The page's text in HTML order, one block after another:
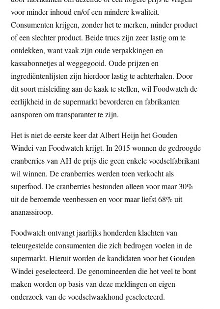
voor minder inhoud en/of een mindere kwaliteit.
Consumenten krijgen, zonder het te merken, minder product
of een slechter product. Beide trucs zijn zeer lastig om te
ontdekken, want vaak zijn oude verpakkingen en
kassabonnetjes al weggegooid. Oude prijzen en
ingrediëntenlijsten zijn hierdoor lastig te achterhalen. Door
dit soort misleiding aan de kaak te stellen, wil Foodwatch de
eerlijkheid in de supermarkt bevorderen en fabrikanten
aansporen om transparanter te zijn.
Het is niet de eerste keer dat Albert Heijn het Gouden
Windei van Foodwatch krijgt. In 2015 wonnen de gedroogde
cranberries van AH de prijs die geen enkele voedselfabrikant
wil winnen. De cranberries werden toen verkocht als
superfood. De cranberries bestonden alleen voor maar 30%
uit de beroemde veenbessen en voor maar liefst 68% uit
ananassiroop.
Foodwatch ontvangt jaarlijks honderden klachten van
teleurgestelde consumenten die zich bedrogen voelen in de
supermarkt. Hieruit worden de kandidaten voor het Gouden
Windei geselecteerd. De genomineerden die het veel te bont
maken worden op basis van deze meldingen en eigen
onderzoek van de voedselwaakhond geselecteerd.